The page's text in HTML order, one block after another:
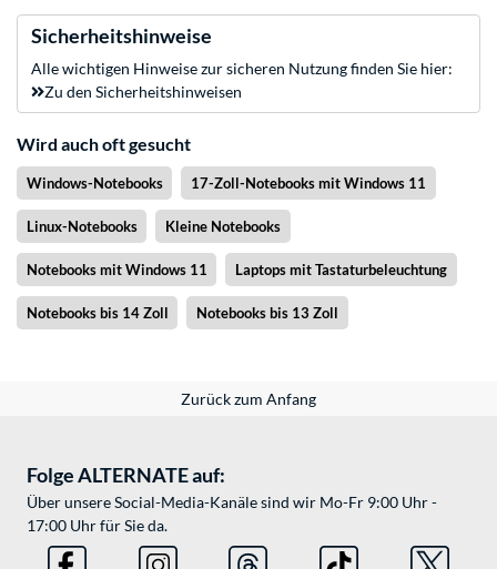
Sicherheitshinweise
Alle wichtigen Hinweise zur sicheren Nutzung finden Sie hier:
Zu den Sicherheitshinweisen
Wird auch oft gesucht
Windows-Notebooks 17-Zoll-Notebooks mit Windows 11
Linux-Notebooks Kleine Notebooks
Notebooks mit Windows 11 Laptops mit Tastaturbeleuchtung
Notebooks bis 14 Zoll Notebooks bis 13 Zoll
Zurück zum Anfang
Folge ALTERNATE auf:
Über unsere Social-Media-Kanäle sind wir Mo-Fr 9:00 Uhr -
17:00 Uhr für Sie da.